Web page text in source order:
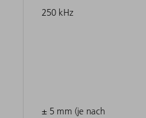
250 kHz
± 5 mm (je nach